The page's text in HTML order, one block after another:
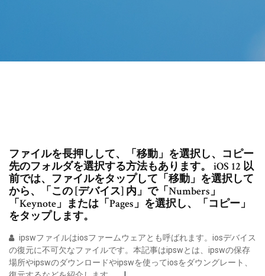
ファイルを長押しして、「移動」を選択し、コピー
先のフォルダを選択する方法もあります。 iOS 12 以
前では、ファイルをタップして「移動」を選択して
から、「この [デバイス] 内」で「Numbers」
「Keynote」または「Pages」を選択し、「コピー」
をタップします。
ipswファイルはiosファームウェアとも呼ばれます。iosデバイス
の復元に不可欠なファイルです。本記事はipswとは、ipswの保存
場所やipswのダウンロードやipswを使ってiosをダウングレート、